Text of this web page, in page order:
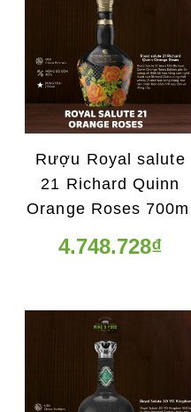
Rượu Royal salute
21 Richard Quinn
Orange Roses 700ml
4.748.728₫